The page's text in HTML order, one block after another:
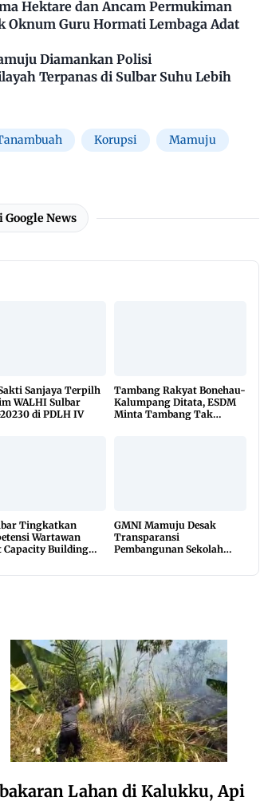
Hektare dan Ancam Permukiman
Oknum Guru Hormati Lembaga Adat
Diamankan Polisi
Terpanas di Sulbar Suhu Lebih
Korupsi Mamuju
News
Sanjaya Terpilh
WALHI Sulbar
di PDLH IV
Tambang Rakyat Bonehau-
Kalumpang Ditata, ESDM
Minta Tambang Tak
Tingkatkan
Wartawan
Capacity Building
GMNI Mamuju Desak
Transparansi
Pembangunan Sekolah
Material Dibuka
Lahan di Kalukku, Api